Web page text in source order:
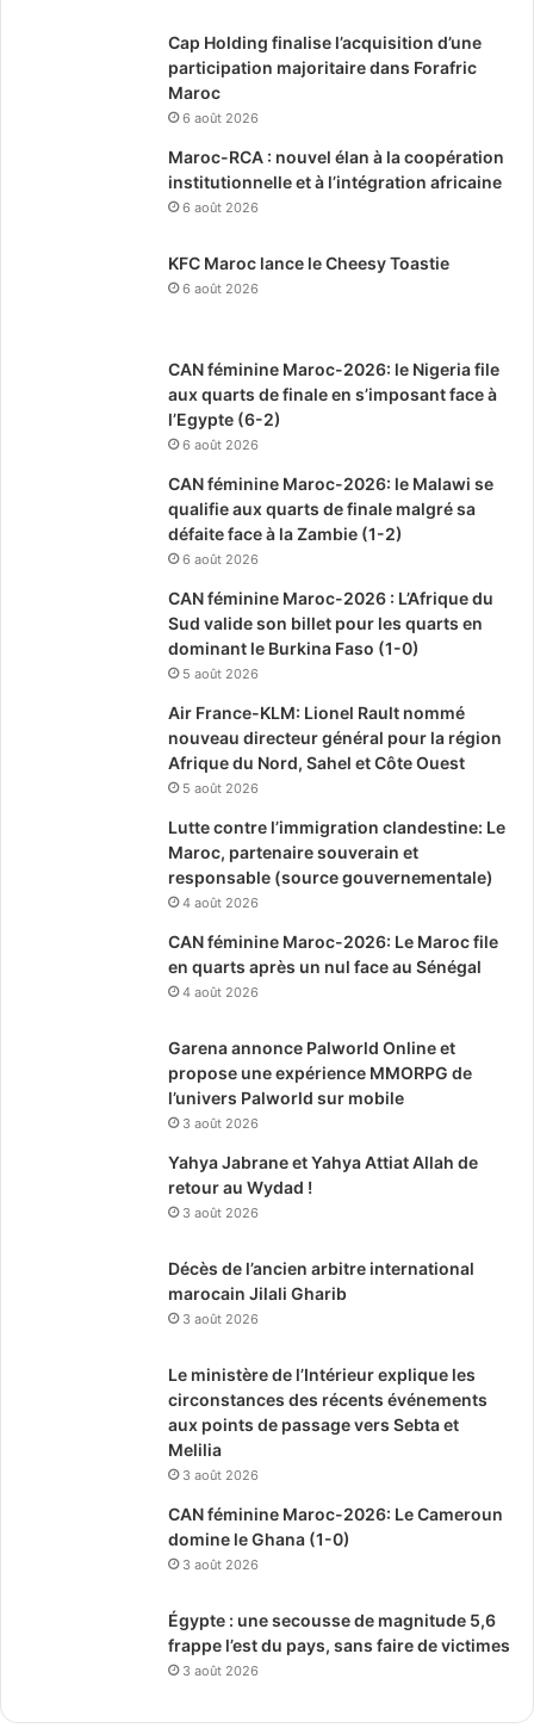
Cap Holding finalise l’acquisition d’une
participation majoritaire dans Forafric
Maroc
6 août 2026
Maroc-RCA : nouvel élan à la coopération
institutionnelle et à l’intégration africaine
6 août 2026
KFC Maroc lance le Cheesy Toastie
6 août 2026
CAN féminine Maroc-2026: le Nigeria file
aux quarts de finale en s’imposant face à
l’Egypte (6-2)
6 août 2026
CAN féminine Maroc-2026: le Malawi se
qualifie aux quarts de finale malgré sa
défaite face à la Zambie (1-2)
6 août 2026
CAN féminine Maroc-2026 : L’Afrique du
Sud valide son billet pour les quarts en
dominant le Burkina Faso (1-0)
5 août 2026
Air France-KLM: Lionel Rault nommé
nouveau directeur général pour la région
Afrique du Nord, Sahel et Côte Ouest
5 août 2026
Lutte contre l’immigration clandestine: Le
Maroc, partenaire souverain et
responsable (source gouvernementale)
4 août 2026
CAN féminine Maroc-2026: Le Maroc file
en quarts après un nul face au Sénégal
4 août 2026
Garena annonce Palworld Online et
propose une expérience MMORPG de
l’univers Palworld sur mobile
3 août 2026
Yahya Jabrane et Yahya Attiat Allah de
retour au Wydad !
3 août 2026
Décès de l’ancien arbitre international
marocain Jilali Gharib
3 août 2026
Le ministère de l’Intérieur explique les
circonstances des récents événements
aux points de passage vers Sebta et
Melilia
3 août 2026
CAN féminine Maroc-2026: Le Cameroun
domine le Ghana (1-0)
3 août 2026
Égypte : une secousse de magnitude 5,6
frappe l’est du pays, sans faire de victimes
3 août 2026